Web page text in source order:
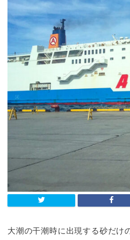
大潮の干潮時に出現する砂だけ